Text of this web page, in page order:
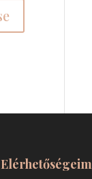
Elérhetőségeim